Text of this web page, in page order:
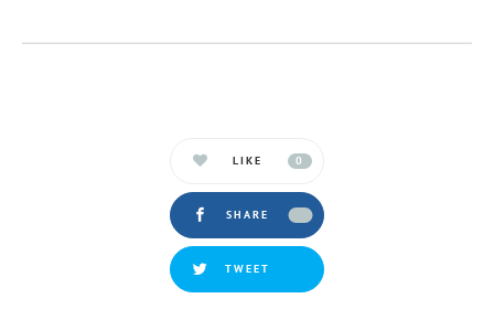
LIKE 0
SHARE
TWEET